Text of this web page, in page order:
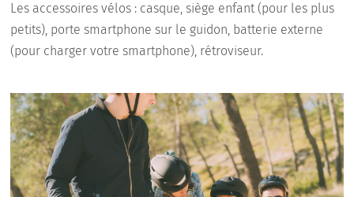
Les accessoires vélos : casque, siège enfant (pour les plus
petits), porte smartphone sur le guidon, batterie externe
(pour charger votre smartphone), rétroviseur.